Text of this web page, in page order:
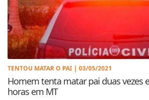
TENTOU MATAR O PAI | 03/05/2021
Homem tenta matar pai duas vezes
horas em MT